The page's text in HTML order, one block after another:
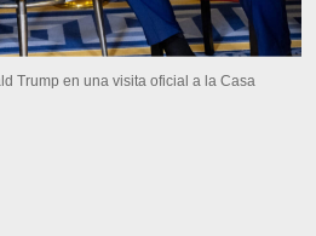
Trump en una visita oficial a la Casa